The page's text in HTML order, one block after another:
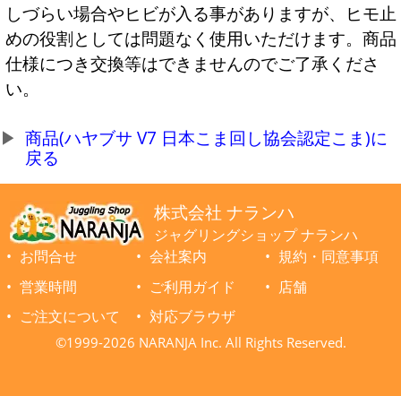
しづらい場合やヒビが入る事がありますが、ヒモ止
めの役割としては問題なく使用いただけます。商品
仕様につき交換等はできませんのでご了承くださ
い。
商品(ハヤブサ V7 日本こま回し協会認定こま)に
戻る
株式会社 ナランハ
ジャグリングショップ ナランハ
お問合せ
会社案内
規約・同意事項
営業時間
ご利用ガイド
店舗
ご注文について
対応ブラウザ
©1999-2026 NARANJA Inc. All Rights Reserved.